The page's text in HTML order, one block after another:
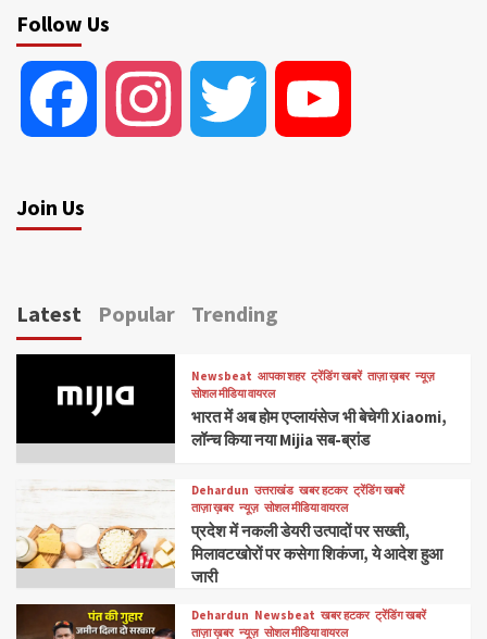
Follow Us
Facebook Instagram Twitter
Join Us
Latest Popular Trending
Newsbeat आपका शहर ट्रेंडिंग खबरें ताज़ा ख़बर न्यूज़
सोशल मीडिया वायरल
भारत में अब होम एप्लायंसेज भी बेचेगी Xiaomi,
लॉन्च किया नया Mijia सब-ब्रांड
Dehardun उत्तराखंड खबर हटकर ट्रेंडिंग खबरें
ताज़ा ख़बर न्यूज़ सोशल मीडिया वायरल
प्रदेश में नकली डेयरी उत्पादों पर सख्ती,
मिलावटखोरों पर कसेगा शिकंजा, ये आदेश हुआ
जारी
Dehardun Newsbeat खबर हटकर ट्रेंडिंग खबरें
ताज़ा ख़बर न्यूज़ सोशल मीडिया वायरल